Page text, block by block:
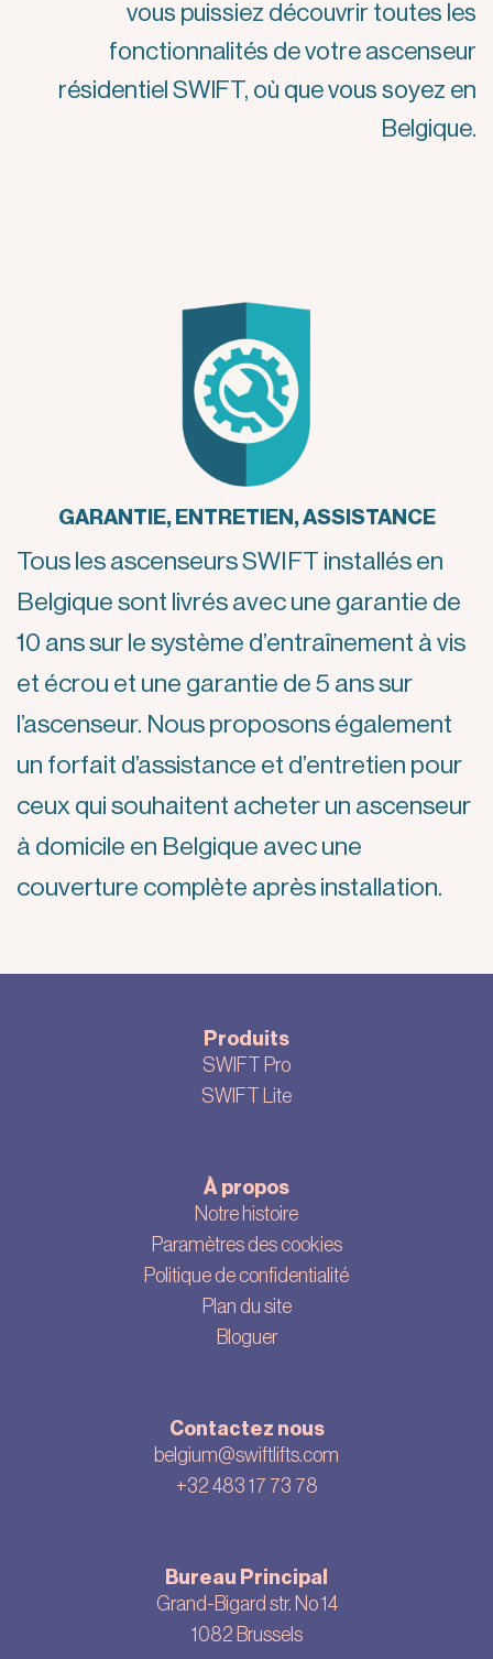
vous puissiez découvrir toutes les
fonctionnalités de votre ascenseur
résidentiel SWIFT, où que vous soyez en
Belgique.
GARANTIE, ENTRETIEN, ASSISTANCE
Tous les ascenseurs SWIFT installés en
Belgique sont livrés avec une garantie de
10 ans sur le système d’entraînement à vis
et écrou et une garantie de 5 ans sur
l’ascenseur. Nous proposons également
un forfait d’assistance et d’entretien pour
ceux qui souhaitent acheter un ascenseur
à domicile en Belgique avec une
couverture complète après installation.
Produits
SWIFT Pro
SWIFT Lite
À propos
Notre histoire
Paramètres des cookies
Politique de confidentialité
Plan du site
Bloguer
Contactez nous
belgium@swiftlifts.com
+32 483 17 73 78
Bureau Principal
Grand-Bigard str. No 14
1082 Brussels